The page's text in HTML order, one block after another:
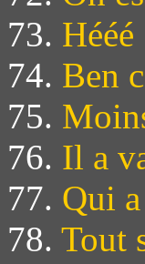
73.
74. Ben
75.
76. Il a
77. Qui
78. Tout